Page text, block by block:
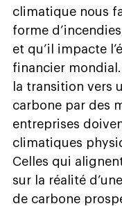
climatique nous
forme
et qu’il impacte
financier mondial.
la transition vers
carbone par des
entreprises
climatiques
Celles qui
sur la réalité
de carbone